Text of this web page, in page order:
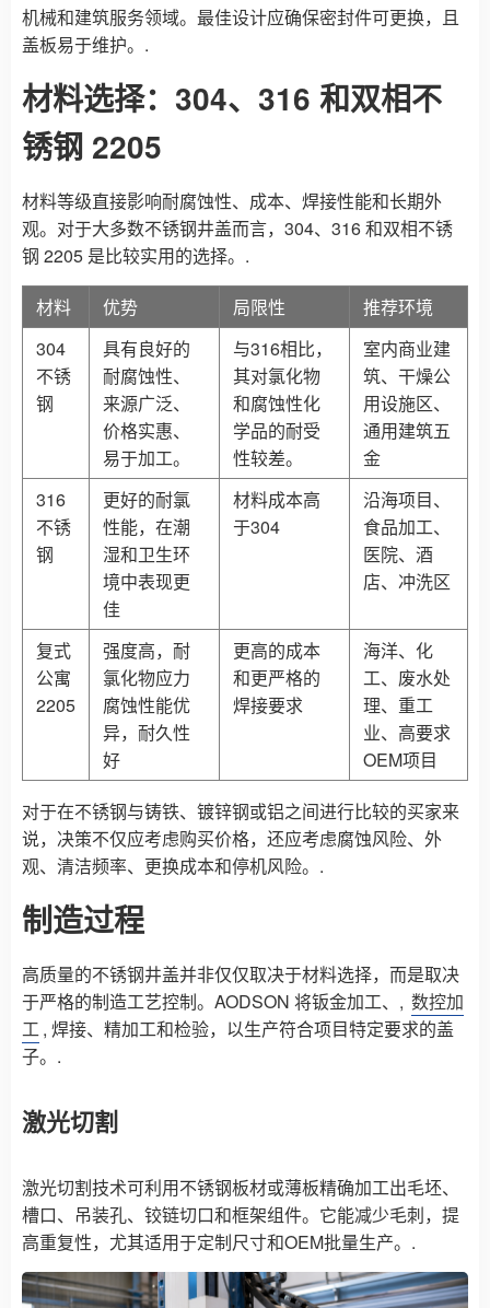
机械和建筑服务领域。最佳设计应确保密封件可更换，且
盖板易于维护。.
材料选择：304、316 和双相不
锈钢 2205
材料等级直接影响耐腐蚀性、成本、焊接性能和长期外
观。对于大多数不锈钢井盖而言，304、316 和双相不锈
钢 2205 是比较实用的选择。.
材料 优势 局限性
推荐环境
304
不锈
钢
具有良好的
耐腐蚀性、
来源广泛、
价格实惠、
易于加工。
与316相比，
其对氯化物
和腐蚀性化
学品的耐受
性较差。
室内商业建
筑、干燥公
用设施区、
通用建筑五
金
316
不锈
钢
更好的耐氯
性能，在潮
湿和卫生环
境中表现更
佳
材料成本高
于304
沿海项目、
食品加工、
医院、酒
店、冲洗区
复式
公寓
2205
强度高，耐
氯化物应力
腐蚀性能优
异，耐久性
好
更高的成本
和更严格的
焊接要求
海洋、化
工、废水处
理、重工
业、高要求
OEM项目
对于在不锈钢与铸铁、镀锌钢或铝之间进行比较的买家来
说，决策不仅应考虑购买价格，还应考虑腐蚀风险、外
观、清洁频率、更换成本和停机风险。.
制造过程
高质量的不锈钢井盖并非仅仅取决于材料选择，而是取决
于严格的制造工艺控制。AODSON 将钣金加工、, 数控加
工, 焊接、精加工和检验，以生产符合项目特定要求的盖
子。.
激光切割
激光切割技术可利用不锈钢板材或薄板精确加工出毛坯、
槽口、吊装孔、铰链切口和框架组件。它能减少毛刺，提
高重复性，尤其适用于定制尺寸和OEM批量生产。.